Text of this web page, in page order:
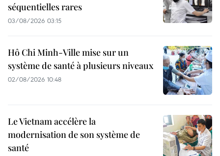
séquentielles rares
03/08/2026 03:15
Hô Chi Minh-Ville mise sur un
système de santé à plusieurs niveaux
02/08/2026 10:48
Le Vietnam accélère la
modernisation de son système de
santé